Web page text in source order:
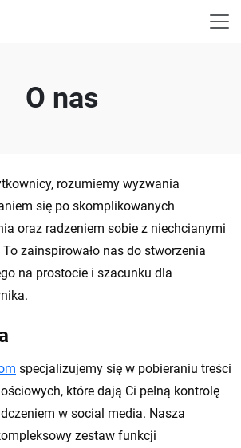
O nas
rozumiemy wyzwania
się po skomplikowanych
oraz radzeniem sobie z niechcianymi
zainspirowało nas do stworzenia
na prostocie i szacunku dla
specjalizujemy się w pobieraniu treści
które dają Ci pełną kontrolę
w social media. Nasza
zestaw funkcji